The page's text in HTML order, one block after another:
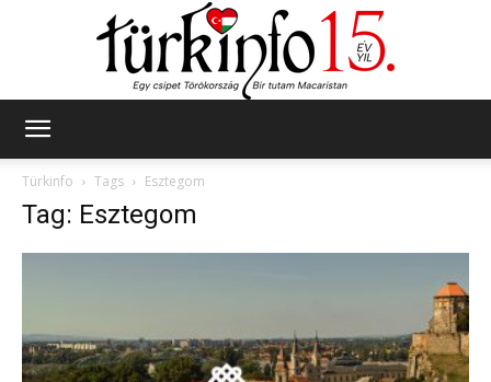
Türkinfo
Tags Esztegom
Tag: Esztegom